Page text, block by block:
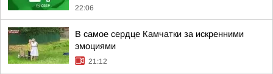
22:06
В самое сердце Камчатки за искренними
эмоциями
21:12